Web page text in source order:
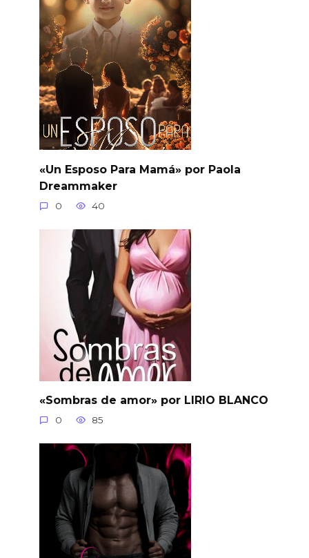
«Un Esposo Para Mamá» por Paola
Dreammaker
0 40
«Sombras de amor» por LIRIO BLANCO
0 85